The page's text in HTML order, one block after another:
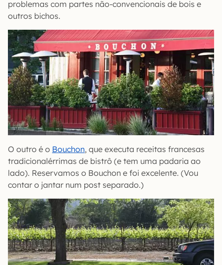
problemas com partes não-convencionais de bois e
outros bichos.
O outro é o Bouchon, que executa receitas francesas
tradicionalérrimas de bistrô (e tem uma padaria ao
lado). Reservamos o Bouchon e foi excelente. (Vou
contar o jantar num post separado.)